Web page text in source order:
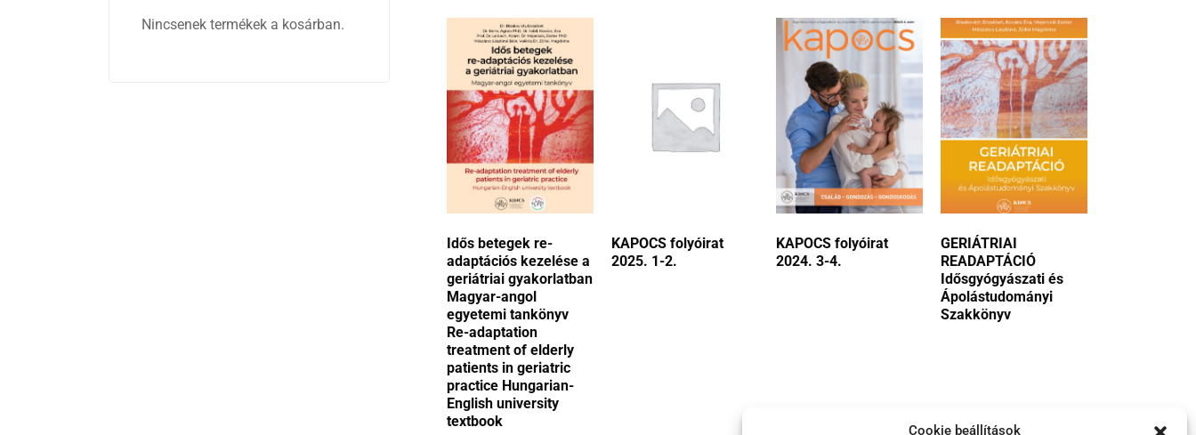
Cookie beállítások
Idős betegek re-
adaptációs kezelése a
geriátriai gyakorlatban
Magyar-angol
egyetemi tankönyv
Re-adaptation
treatment of elderly
patients in geriatric
practice Hungarian-
English university
textbook
KAPOCS folyóirat
2025. 1-2.
KAPOCS folyóirat
2024. 3-4.
GERIÁTRIAI
READAPTÁCIÓ
Idősgyógyászati és
Ápolástudományi
Szakkönyv
Nincsenek termékek a kosárban.